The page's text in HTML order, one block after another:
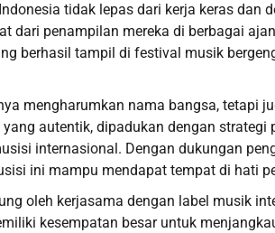
tidak lepas dari kerja keras dan
dari penampilan mereka di berbagai
berhasil tampil di festival musik
mengharumkan nama bangsa, tetapi
autentik, dipadukan dengan
internasional. Dengan dukungan
ini mampu mendapat tempat di hati
oleh kerjasama dengan label musik
kesempatan besar untuk